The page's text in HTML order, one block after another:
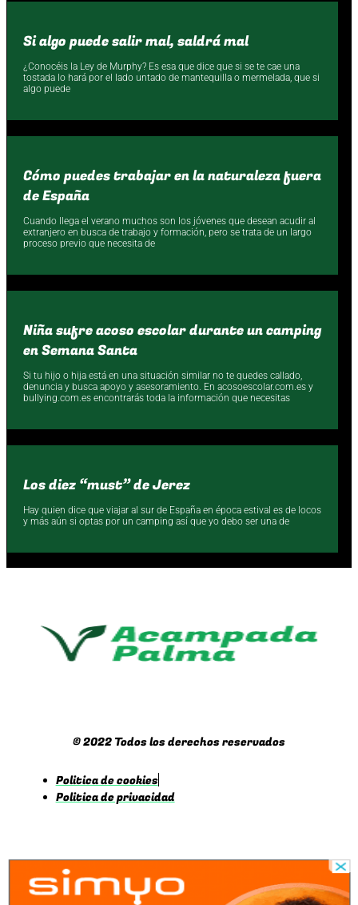
Si algo puede salir mal, saldrá mal
¿Conocéis la Ley de Murphy? Es esa que dice que si se te cae una
tostada lo hará por el lado untado de mantequilla o mermelada, que si
algo puede
Cómo puedes trabajar en la naturaleza fuera
de España
Cuando llega el verano muchos son los jóvenes que desean acudir al
extranjero en busca de trabajo y formación, pero se trata de un largo
proceso previo que necesita de
Niña sufre acoso escolar durante un camping
en Semana Santa
Si tu hijo o hija está en una situación similar no te quedes callado,
denuncia y busca apoyo y asesoramiento. En acosoescolar.com.es y
bullying.com.es encontrarás toda la información que necesitas
Los diez “must” de Jerez
Hay quien dice que viajar al sur de España en época estival es de locos
y más aún si optas por un camping así que yo debo ser una de
© 2022 Todos los derechos reservados
Politica de cookies
Politica de privacidad